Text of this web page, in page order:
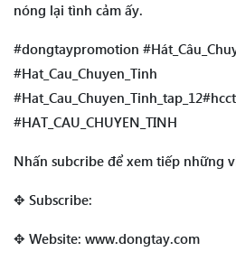
nóng lại tình cảm ấy.
#dongtaypromotion
#Hat_Cau_Chuyen_Tinh
#HAT_CAU_CHUYEN_TINH
Nhấn subcribe để xem tiếp những
✥ Subscribe:
✥ Website: www.dongtay.com